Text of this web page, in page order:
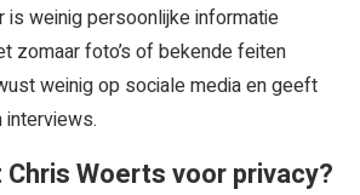
is weinig persoonlijke informatie
zomaar foto’s of bekende feiten
weinig op sociale media en geeft
Woerts voor privacy?